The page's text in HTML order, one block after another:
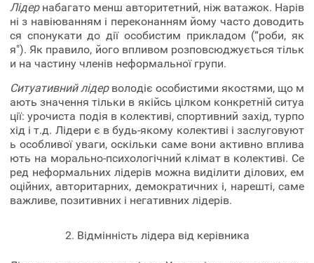
Лідер набагато менш авторитетний, ніж ватажок. Нарів
ні з навіюванням і переконанням йому часто доводить
ся спонукати до дії особистим прикладом (“роби, як
я"). Як правило, його впливом розповсюджується тільк
и на частину членів неформальної групи.
Ситуативний лідер володіє особистими якостями, що м
ають значення тільки в якійсь цілком конкретній ситуа
ції: урочиста подія в колективі, спортивний захід, турпо
хід і т.д. Лідери є в будь-якому колективі і заслуговуют
ь особливої уваги, оскільки саме вони активно вплива
ють на морально-психологічний клімат в колективі. Се
ред неформальних лідерів можна виділити ділових, ем
оційних, авторитарних, демократичних і, нарешті, саме
важливе, позитивних і негативних лідерів.
2. Відмінність лідера від керівника